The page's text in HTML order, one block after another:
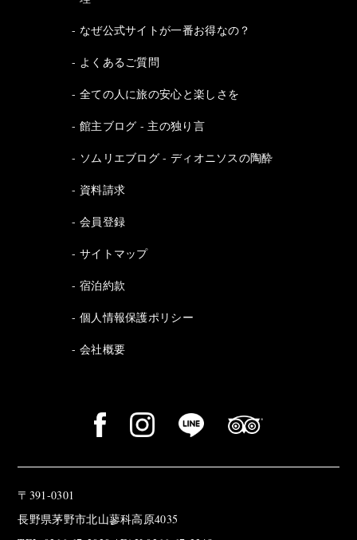
なぜ公式サイトが一番お得なの？
よくあるご質問
全ての人に旅の安心と楽しさを
館主ブログ - 主の独り言
ソムリエブログ - ディオニソスの陶酔
資料請求
会員登録
サイトマップ
宿泊約款
個人情報保護ポリシー
会社概要
〒391-0301
長野県茅野市北山蓼科高原4035